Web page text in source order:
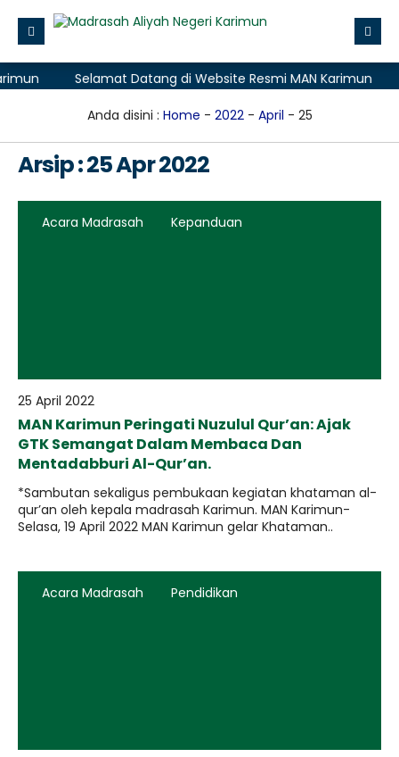
Beranda
Layanan Madrasah
Zona Integritas
Data
Selamat Datang di Website Resmi MAN Karimun
Anda disini : Home - 2022- April - 25
Arsip : 25 Apr 2022
Acara Madrasah Kepanduan
25 April 2022
MAN Karimun Peringati Nuzulul Qur’an: Ajak
GTK Semangat Dalam Membaca Dan
Mentadabburi Al-Qur’an.
*Sambutan sekaligus pembukaan kegiatan khataman al-
qur’an oleh kepala madrasah Karimun. MAN Karimun-
Selasa, 19 April 2022 MAN Karimun gelar Khataman..
Acara Madrasah Pendidikan